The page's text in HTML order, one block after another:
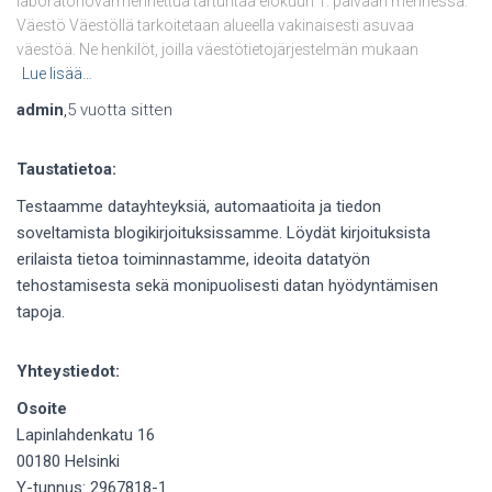
Väestö Väestöllä tarkoitetaan alueella vakinaisesti asuvaa
väestöä. Ne henkilöt, joilla väestötietojärjestelmän mukaan
Lue lisää…
admin,5 vuotta sitten
Taustatietoa:
Testaamme datayhteyksiä, automaatioita ja tiedon
soveltamista blogikirjoituksissamme. Löydät kirjoituksista
erilaista tietoa toiminnastamme, ideoita datatyön
tehostamisesta sekä monipuolisesti datan hyödyntämisen
tapoja.
Yhteystiedot:
Osoite
Lapinlahdenkatu 16
00180 Helsinki
Y-tunnus: 2967818-1